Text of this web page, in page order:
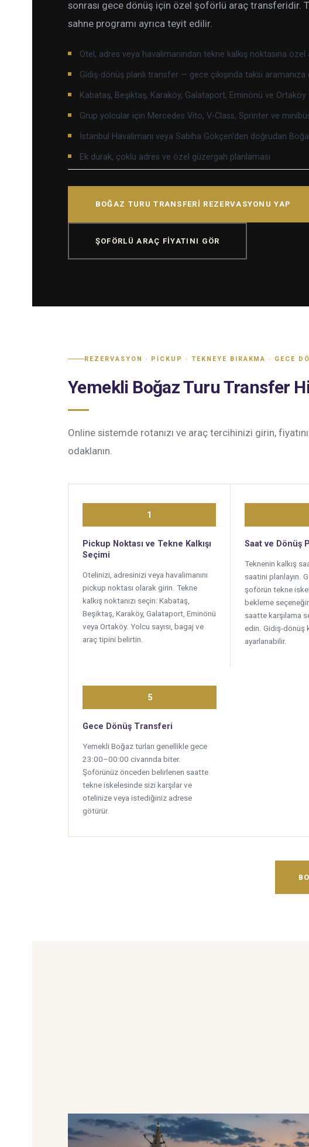
sonrası gece dönüş için özel şoförlü araç transferidir.
sahne programı ayrıca teyit edilir.
Otel, adres veya havalimanından tekne kalkış noktasına özel
Gidiş-dönüş planlı transfer — gece çıkışında taksi
Kabataş, Beşiktaş, Karaköy, Galataport, Eminönü ve
Grup yolcular için Mercedes Vito, V-Class, Sprinter ve
İstanbul Havalimanı veya Sabiha Gökçen'den doğrudan
Ek durak, çoklu adres ve özel güzergah planlaması
BOĞAZ TURU TRANSFERI REZERVASYONU YAP
ŞOFÖRLÜ ARAÇ FIYATINI GÖR
REZERVASYON · PICKUP · TEKNEYE BIRAKMA · GECE
Yemekli Boğaz Turu Transfer
Online sistemde rotanızı ve araç tercihinizi girin,
odaklanın.
1
Pickup Noktası ve Tekne Kalkışı
Seçimi
Otelinizi, adresinizi veya havalimanını
pickup noktası olarak girin. Tekne
kalkış noktanızı seçin: Kabataş,
Beşiktaş, Karaköy, Galataport, Eminönü
veya Ortaköy. Yolcu sayısı, bagaj ve
araç tipini belirtin.
Saat ve Dönüş
Teknenin kalkış
saatini planlayın.
şoförün tekne
bekleme
saatte karşılama
edin. Gidiş-dönüş
ayarlanabilir.
5
Gece Dönüş Transferi
Yemekli Boğaz turları genellikle gece
23:00–00:00 civarında biter.
Şoförünüz önceden belirlenen saatte
tekne iskelesinde sizi karşılar ve
otelinize veya istediğiniz adrese
götürür.